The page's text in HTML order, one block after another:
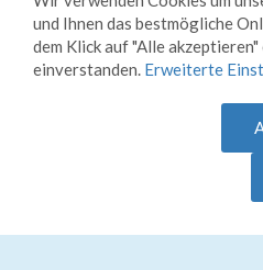
Burda
und Ihnen das bestmögliche
dem Klick auf "Alle
einverstanden. Erweiterte